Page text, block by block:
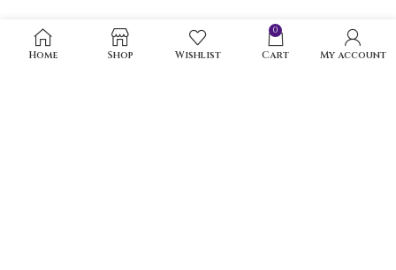
Home Shop Wishlist
0
Cart My account